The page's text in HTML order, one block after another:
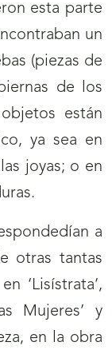
esta parte
un
(piezas de
de los
están
ya sea en
joyas; o en
a
otras tantas
‘Lisístrata’,
Mujeres’ y
en la obra